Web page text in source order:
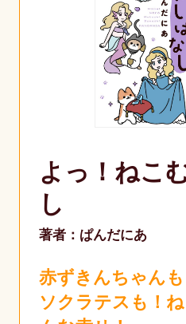
よっ！ねこ
し
著者：ぱんだにあ
赤ずきんちゃん
ソクラテスも！